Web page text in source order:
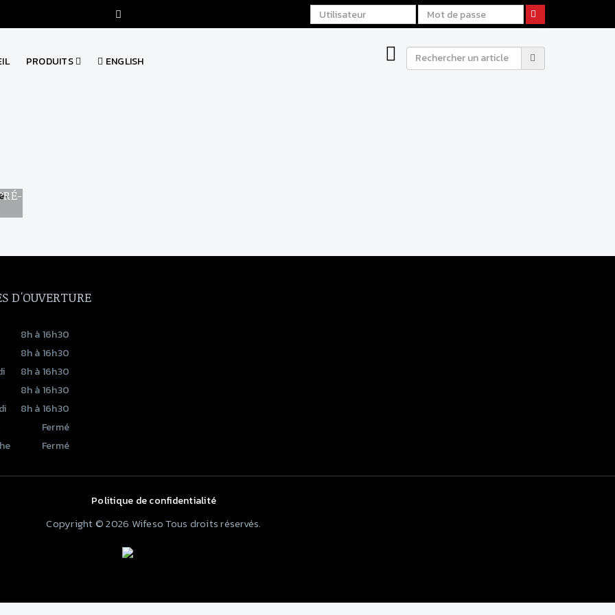
PRODUITS ENGLISH
D'OUVERTURE
8h à 16h30
8h à 16h30
8h à 16h30
8h à 16h30
8h à 16h30
Fermé
Fermé
Politique de confidentialité
Copyright © 2026 Wifeso Tous droits réservés.